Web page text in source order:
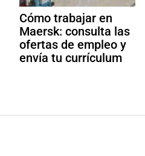
Cómo trabajar en
Maersk: consulta las
ofertas de empleo y
envía tu currículum